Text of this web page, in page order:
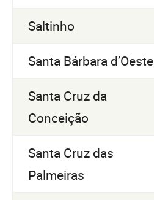
Saltinho
Santa Bárbara d’Oeste
Santa Cruz da
Conceição
Santa Cruz das
Palmeiras